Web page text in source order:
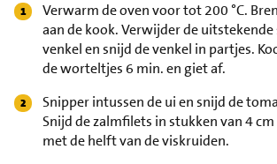
Verwarm de oven voor tot 200 °C.
aan de kook. Verwijder de uitstekende
venkel en snijd de venkel in partjes.
de worteltjes 6 min. en giet af.
Snipper intussen de ui en snijd de
Snijd de zalmfilets in stukken van 4
met de helft van de viskruiden.